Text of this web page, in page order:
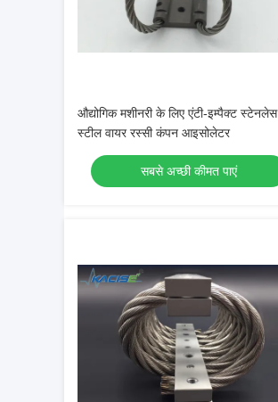
औद्योगिक मशीनरी के लिए एंटी-इम्पैक्ट स्टेनलेस
स्टील वायर रस्सी कंपन आइसोलेटर
सबसे अच्छी कीमत पाएं